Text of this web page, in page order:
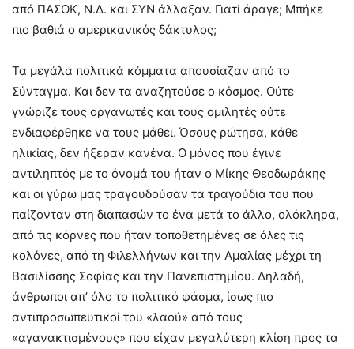
από ΠΑΣΟΚ, Ν.Δ. και ΣΥΝ άλλαξαν. Γιατί άραγε; Μπήκε
πιο βαθιά ο αμερικανικός δάκτυλος;
Τα μεγάλα πολιτικά κόμματα απουσίαζαν από το
Σύνταγμα. Και δεν τα αναζητούσε ο κόσμος. Ούτε
γνώριζε τους οργανωτές και τους ομιλητές ούτε
ενδιαφέρθηκε να τους μάθει. Όσους ρώτησα, κάθε
ηλικίας, δεν ήξεραν κανένα. Ο μόνος που έγινε
αντιληπτός με το όνομά του ήταν ο Μίκης Θεοδωράκης
και οι γύρω μας τραγουδούσαν τα τραγούδια του που
παίζονταν στη διαπασών το ένα μετά το άλλο, ολόκληρα,
από τις κόρνες που ήταν τοποθετημένες σε όλες τις
κολόνες, από τη Φιλελλήνων και την Αμαλίας μέχρι τη
Βασιλίσσης Σοφίας και την Πανεπιστημίου. Δηλαδή,
άνθρωποι απ’ όλο το πολιτικό φάσμα, ίσως πιο
αντιπροσωπευτικοί του «λαού» από τους
«αγανακτισμένους» που είχαν μεγαλύτερη κλίση προς τα